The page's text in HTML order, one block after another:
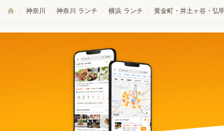
神奈川 神奈川 ランチ 横浜 ランチ 黄金町・井土ヶ谷・弘